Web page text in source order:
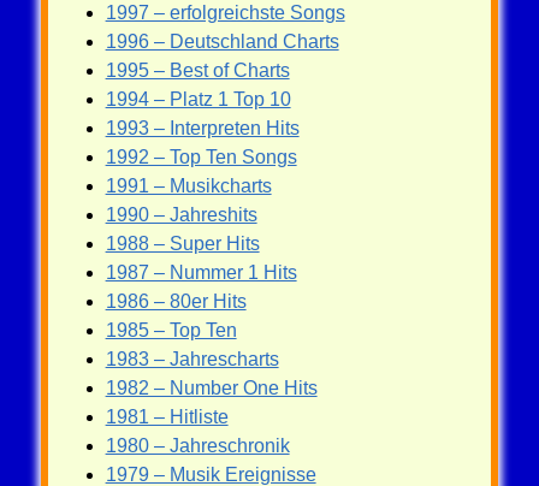
1997 – erfolgreichste Songs
1996 – Deutschland Charts
1995 – Best of Charts
1994 – Platz 1 Top 10
1993 – Interpreten Hits
1992 – Top Ten Songs
1991 – Musikcharts
1990 – Jahreshits
1988 – Super Hits
1987 – Nummer 1 Hits
1986 – 80er Hits
1985 – Top Ten
1983 – Jahrescharts
1982 – Number One Hits
1981 – Hitliste
1980 – Jahreschronik
1979 – Musik Ereignisse